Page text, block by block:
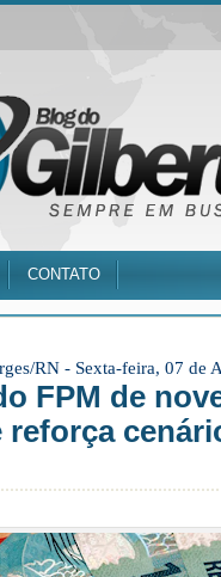
CONTATO
RN - Sexta-feira, 07 de
FPM de
reforça